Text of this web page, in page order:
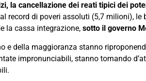
la cancellazione dei reati tipici dei
record di poveri assoluti (5,7 milioni),
la cassa integrazione, sotto il governo
e della maggioranza stanno
impronunciabili, stanno tornando